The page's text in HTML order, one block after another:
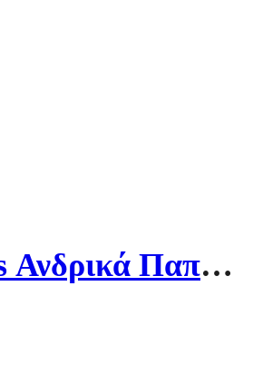
Pepe Jeans Ανδρικά Παπούτσια PMS30987-999 Μαύρα